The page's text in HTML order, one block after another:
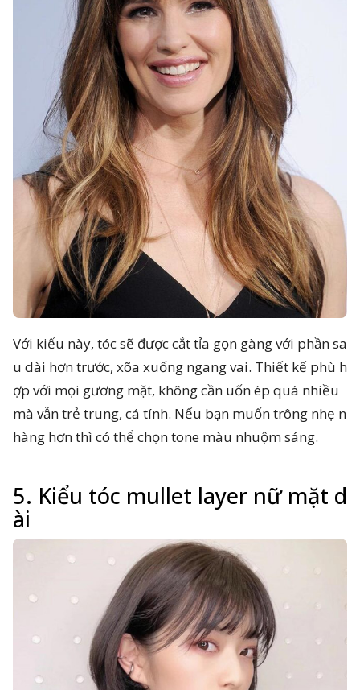
Với kiểu này, tóc sẽ được cắt tỉa gọn gàng với phần sa
u dài hơn trước, xõa xuống ngang vai. Thiết kế phù h
ợp với mọi gương mặt, không cần uốn ép quá nhiều
mà vẫn trẻ trung, cá tính. Nếu bạn muốn trông nhẹ n
hàng hơn thì có thể chọn tone màu nhuộm sáng.
5. Kiểu tóc mullet layer nữ mặt d
ài